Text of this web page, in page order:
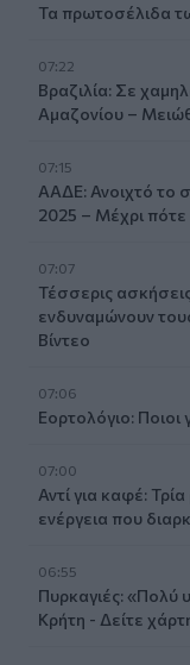
Τα πρωτοσέλιδα
07:22
Βραζιλία: Σε
Αμαζονίου –
07:15
ΑΑΔΕ: Ανοιχτό το
2025 – Μέχρι πότε
07:07
Τέσσερις
ενδυναμώνουν
Βίντεο
07:06
Εορτολόγιο:
07:00
Αντί για καφέ:
ενέργεια που
06:55
Πυρκαγιές: «Πολύ
Κρήτη - Δείτε